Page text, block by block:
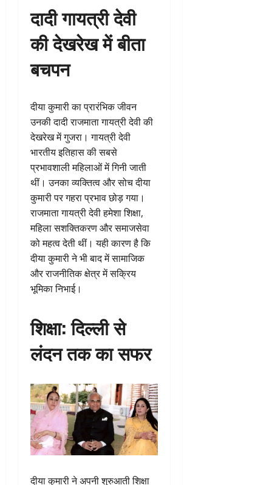
दादी गायत्री देवी
की देखरेख में बीता
बचपन
दीया कुमारी का प्रारंभिक जीवन
उनकी दादी राजमाता गायत्री देवी की
देखरेख में गुजरा। गायत्री देवी
भारतीय इतिहास की सबसे
प्रभावशाली महिलाओं में गिनी जाती
थीं। उनका व्यक्तित्व और सोच दीया
कुमारी पर गहरा प्रभाव छोड़ गया।
राजमाता गायत्री देवी हमेशा शिक्षा,
महिला सशक्तिकरण और समाजसेवा
को महत्व देती थीं। यही कारण है कि
दीया कुमारी ने भी बाद में सामाजिक
और राजनीतिक क्षेत्र में सक्रिय
भूमिका निभाई।
शिक्षा: दिल्ली से
लंदन तक का सफर
दीया कुमारी ने अपनी शुरुआती शिक्षा